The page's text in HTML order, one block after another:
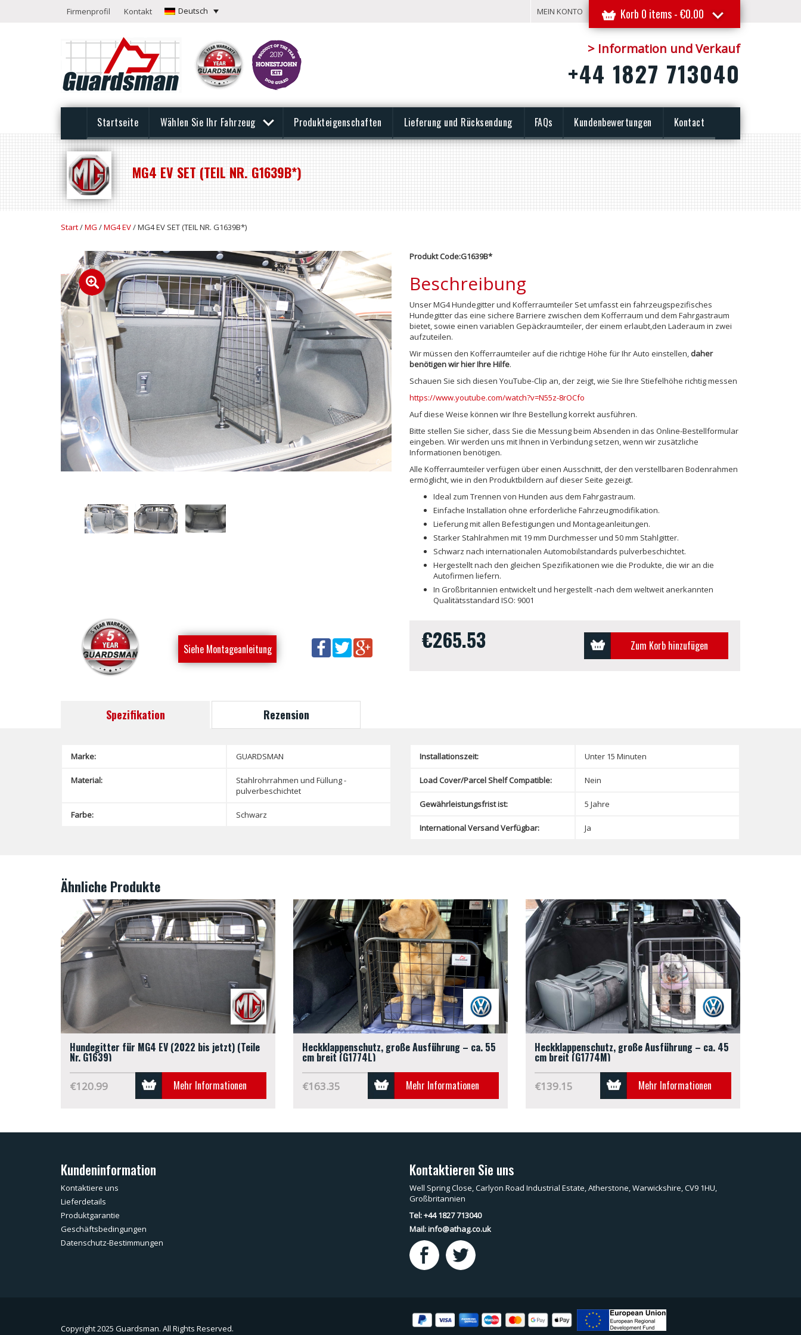
Firmenprofil Kontakt Deutsch Korb 0 items -€0.00
MEIN KONTO
> Information und Verkauf
+44 1827 713040
Startseite Wählen Sie Ihr Fahrzeug Produkteigenschaften Lieferung und Rücksendung FAQs Kundenbewertungen Kontact
MG4 EV SET (TEIL NR. G1639B*)
Start/MG /MG4 EV/ MG4 EV SET (TEIL NR. G1639B*)
Produkt Code:G1639B*
Beschreibung
Unser MG4 Hundegitter und Kofferraumteiler Set umfasst ein fahrzeugspezifisches
Hundegitter das eine sichere Barriere zwischen dem Kofferraum und dem Fahrgastraum
bietet, sowie einen variablen Gepäckraumteiler, der einem erlaubt,den Laderaum in zwei
aufzuteilen.
Wir müssen den Kofferraumteiler auf die richtige Höhe für Ihr Auto einstellen, daher
benötigen wir hier Ihre Hilfe.
Schauen Sie sich diesen YouTube-Clip an, der zeigt, wie Sie Ihre Stiefelhöhe richtig messen
https://www.youtube.com/watch?v=N55z-8rOCfo
Auf diese Weise können wir Ihre Bestellung korrekt ausführen.
Bitte stellen Sie sicher, dass Sie die Messung beim Absenden in das Online-Bestellformular
eingeben. Wir werden uns mit Ihnen in Verbindung setzen, wenn wir zusätzliche
Informationen benötigen.
Alle Kofferraumteiler verfügen über einen Ausschnitt, der den verstellbaren Bodenrahmen
ermöglicht, wie in den Produktbildern auf dieser Seite gezeigt.
Ideal zum Trennen von Hunden aus dem Fahrgastraum.
Einfache Installation ohne erforderliche Fahrzeugmodifikation.
Lieferung mit allen Befestigungen und Montageanleitungen.
Starker Stahlrahmen mit 19 mm Durchmesser und 50 mm Stahlgitter.
Schwarz nach internationalen Automobilstandards pulverbeschichtet.
Hergestellt nach den gleichen Spezifikationen wie die Produkte, die wir an die
Autofirmen liefern.
In Großbritannien entwickelt und hergestellt -nach dem weltweit anerkannten
Qualitätsstandard ISO: 9001
Siehe Montageanleitung €265.53 Zum Korb hinzufügen
Spezifikation Rezension
Marke: GUARDSMAN
Material:
Stahlrohrrahmen und Füllung -
pulverbeschichtet
Farbe: Schwarz
Installationszeit: Unter 15 Minuten
Load Cover/Parcel Shelf Compatible: Nein
Gewährleistungsfrist ist: 5 Jahre
International Versand Verfügbar: Ja
Ähnliche Produkte
Hundegitter für MG4 EV (2022 bis jetzt) (Teile
Nr. G1639)
€120.99 Mehr Informationen
Heckklappenschutz, große Ausführung – ca. 55
cm breit (G1774L)
€163.35 Mehr Informationen
Heckklappenschutz, große Ausführung – ca. 45
cm breit (G1774M)
€139.15 Mehr Informationen
Kundeninformation
Kontaktiere uns
Lieferdetails
Produktgarantie
Geschäftsbedingungen
Datenschutz-Bestimmungen
Kontaktieren Sie uns
Well Spring Close, Carlyon Road Industrial Estate, Atherstone, Warwickshire, CV9 1HU,
Großbritannien
Tel: +44 1827 713040
Mail:info@athag.co.uk
Copyright 2025 Guardsman. All Rights Reserved.